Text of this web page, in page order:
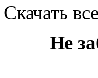
Скачать
Не